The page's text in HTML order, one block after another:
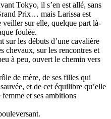
Tokyo, il s’en est allé, sans
Prix… mais Larissa est
sur elle, quelque part là-
foulée.
sur les débuts d’une cavalière
chevaux, sur les rencontres et
à peu, ouvert le chemin vers
de mère, de ses filles qui
et de cet équilibre qu’elle
et ses ambitions